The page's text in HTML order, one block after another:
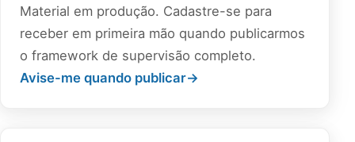
Material em produção. Cadastre-se para
receber em primeira mão quando publicarmos
o framework de supervisão completo.
Avise-me quando publicar→